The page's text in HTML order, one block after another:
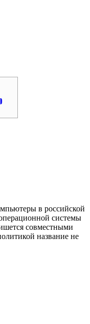
в российской
системы
совместными
название не